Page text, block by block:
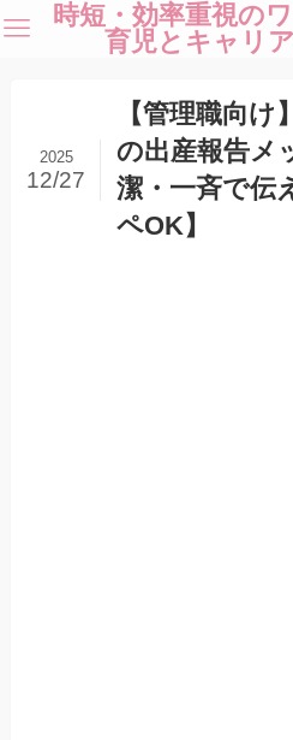
時短・効率重視の
育児とキャリ
【管理職向け
の出産報告メ
潔・一斉で伝
ペOK】
2025
12/27